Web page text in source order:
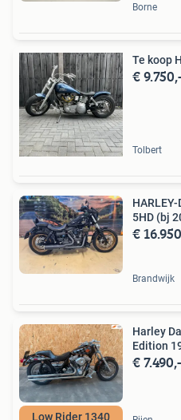
Borne
Te koop
€
Tolbert
HARLEY-
5HD (bj
€
Brandwijk
Low Rider 1340
Harley
Edition
€ 7.490,-